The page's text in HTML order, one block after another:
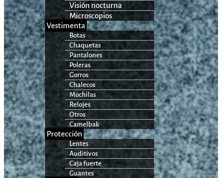
Visión nocturna
Microscopios
Vestimenta
Botas
Chaquetas
Pantalones
Poleras
Gorros
Chalecos
Mochilas
Relojes
Otros
Camelbak
Protección
Lentes
Auditivos
Caja fuerte
Guantes